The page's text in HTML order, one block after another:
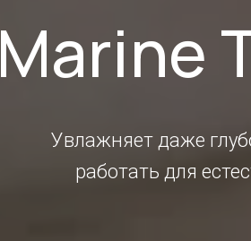
Marine
Увлажняет даже
работать для